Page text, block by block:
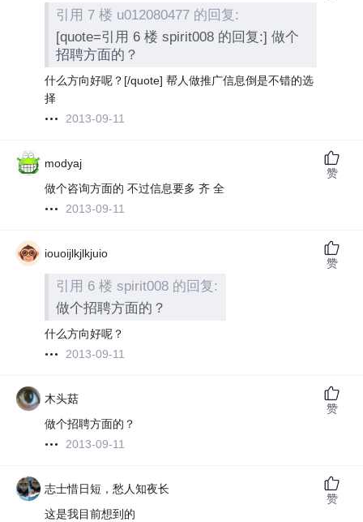
引用 7 楼 u012080477 的回复:
[quote=引用 6 楼 spirit008 的回复:] 做个
招聘方面的？
什么方向好呢？[/quote] 帮人做推广信息倒是不错的选
择
2013-09-11
modyaj
做个咨询方面的 不过信息要多 齐 全
2013-09-11
赞
iouoijlkjlkjuio
引用 6 楼 spirit008 的回复:
做个招聘方面的？
什么方向好呢？
2013-09-11
赞
木头菇
做个招聘方面的？
2013-09-11
赞
志士惜日短，愁人知夜长️
这是我目前想到的
赞